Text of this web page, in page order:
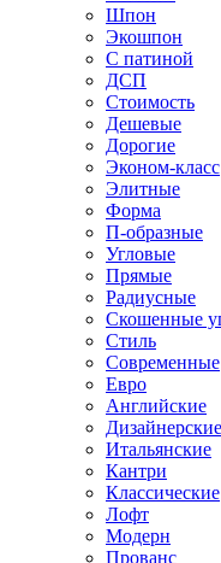
Шпон
Экошпон
С патиной
ДСП
Стоимость
Дешевые
Дорогие
Эконом-класс
Элитные
Форма
П-образные
Угловые
Прямые
Радиусные
Скошенные
Стиль
Современные
Евро
Английские
Дизайнерские
Итальянские
Кантри
Классические
Лофт
Модерн
Прованс